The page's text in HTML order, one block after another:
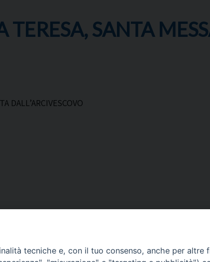
SANTA
DALL’ARCIVESCOVO
tecniche e, con il tuo consenso, anche per altre